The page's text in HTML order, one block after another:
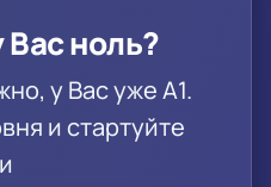
ноль?
у Вас уже A1.
и стартуйте